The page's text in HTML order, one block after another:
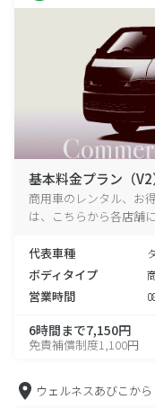
基本料金プラン（V2
商用車のレンタル、お
は、こちらから各店舗
代表車種
ボディタイプ
営業時間
6時間まで7,150円
免責補償制度1,100円
ウェルネスあびこから